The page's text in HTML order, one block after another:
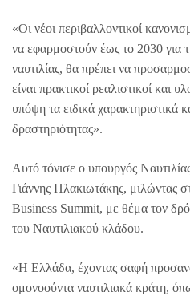
«Οι νέοι περιβαλλοντικοί
να εφαρμοστούν έως το 2030 για
ναυτιλίας, θα πρέπει να
είναι πρακτικοί ρεαλιστικοί και
υπόψη τα ειδικά χαρακτηριστικά
δραστηριότητας».
Αυτό τόνισε ο υπουργός
Γιάννης Πλακιωτάκης, μιλώντας
Business Summit, με θέμα τον
του Ναυτιλιακού κλάδου.
«Η Ελλάδα, έχοντας σαφή
ομονοούντα ναυτιλιακά κράτη,